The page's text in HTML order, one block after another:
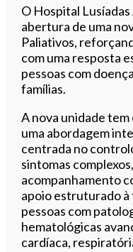
O Hospital
abertura de uma
Paliativos,
com uma resposta
pessoas com
famílias.
A nova unidade
uma abordagem
centrada no
sintomas
acompanhamento
apoio estruturado à
pessoas com
hematológicas
cardíaca,